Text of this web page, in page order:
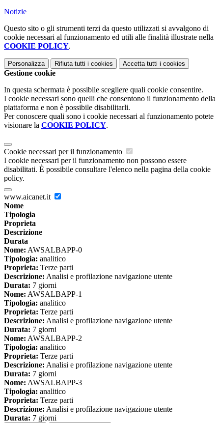
Notizie
Questo sito o gli strumenti terzi da questo utilizzati si avvalgono di
cookie necessari al funzionamento ed utili alle finalità illustrate nella
COOKIE POLICY.
Personalizza Rifiuta tutti i cookies Accetta tutti i cookies
Gestione cookie
In questa schermata è possibile scegliere quali cookie consentire.
I cookie necessari sono quelli che consentono il funzionamento della
piattaforma e non è possibile disabilitarli.
Per conoscere quali sono i cookie necessari al funzionamento potete
visionare la COOKIE POLICY.
Cookie necessari per il funzionamento
I cookie necessari per il funzionamento non possono essere
disabilitati. È possibile consultare l'elenco nella pagina della cookie
policy.
www.aicanet.it
Nome
Tipologia
Proprieta
Descrizione
Durata
Nome: AWSALBAPP-0
Tipologia: analitico
Proprieta: Terze parti
Descrizione: Analisi e profilazione navigazione utente
Durata: 7 giorni
Nome: AWSALBAPP-1
Tipologia: analitico
Proprieta: Terze parti
Descrizione: Analisi e profilazione navigazione utente
Durata: 7 giorni
Nome: AWSALBAPP-2
Tipologia: analitico
Proprieta: Terze parti
Descrizione: Analisi e profilazione navigazione utente
Durata: 7 giorni
Nome: AWSALBAPP-3
Tipologia: analitico
Proprieta: Terze parti
Descrizione: Analisi e profilazione navigazione utente
Durata: 7 giorni